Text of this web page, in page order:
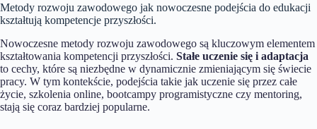
Metody rozwoju zawodowego jak nowoczesne podejścia do edukacji
kształtują kompetencje przyszłości.
Nowoczesne metody rozwoju zawodowego są kluczowym elementem
kształtowania kompetencji przyszłości. Stałe uczenie się i adaptacja
to cechy, które są niezbędne w dynamicznie zmieniającym się świecie
pracy. W tym kontekście, podejścia takie jak uczenie się przez całe
życie, szkolenia online, bootcampy programistyczne czy mentoring,
stają się coraz bardziej popularne.